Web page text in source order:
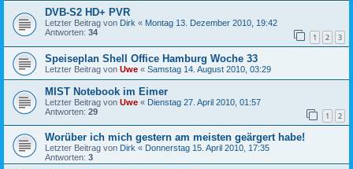
DVB-S2 HD+ PVR
Letzter Beitrag von Dirk « Montag 13. Dezember 2010, 19:42
Antworten: 34 1 2 3
Speiseplan Shell Office Hamburg Woche 33
Letzter Beitrag von Uwe « Samstag 14. August 2010, 03:29
MIST Notebook im Eimer
Letzter Beitrag von Uwe « Dienstag 27. April 2010, 01:57
Antworten: 29 1 2
Worüber ich mich gestern am meisten geärgert habe!
Letzter Beitrag von Dirk « Donnerstag 15. April 2010, 17:35
Antworten: 3